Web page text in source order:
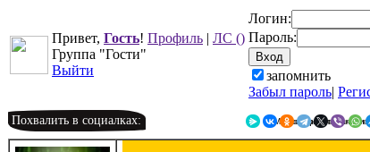
клиент для трекера.—//—//—//—
Привет, Гость! Профиль | ЛС ()
Группа "Гости"
Выйти
Логин:
Пароль:
запомнить
Забыл пароль|